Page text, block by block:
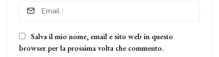
Salva il mio nome, email e sito web in questo
browser per la prossima volta che commento.